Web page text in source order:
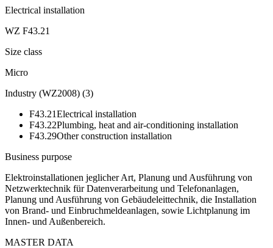
Electrical installation
WZ F43.21
Size class
Micro
Industry (WZ2008) (3)
F43.21Electrical installation
F43.22Plumbing, heat and air-conditioning installation
F43.29Other construction installation
Business purpose
Elektroinstallationen jeglicher Art, Planung und Ausführung von
Netzwerktechnik für Datenverarbeitung und Telefonanlagen,
Planung und Ausführung von Gebäudeleittechnik, die Installation
von Brand- und Einbruchmeldeanlagen, sowie Lichtplanung im
Innen- und Außenbereich.
MASTER DATA